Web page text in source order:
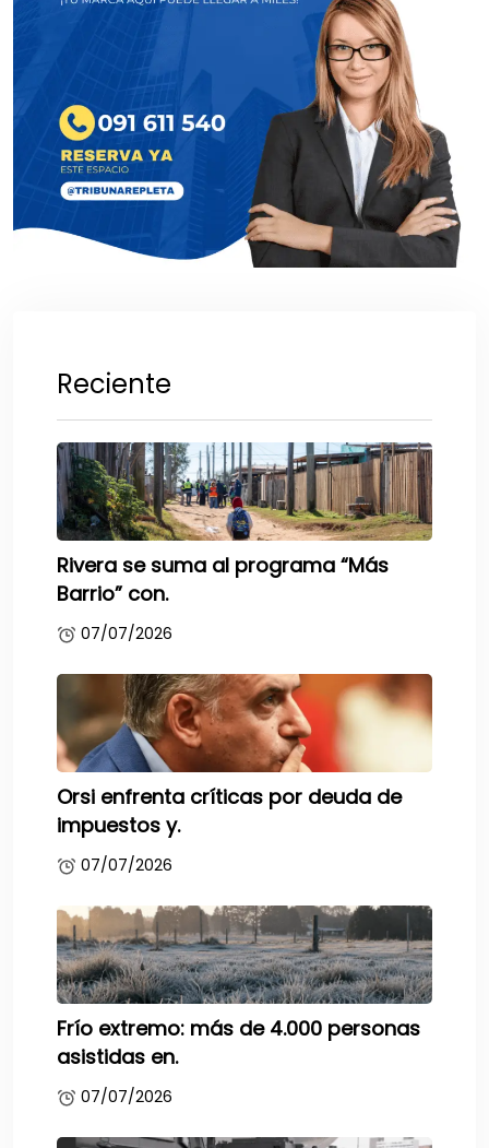
Reciente
Rivera se suma al programa “Más
Barrio” con.
07/07/2026
Orsi enfrenta críticas por deuda de
impuestos y.
07/07/2026
Frío extremo: más de 4.000 personas
asistidas en.
07/07/2026